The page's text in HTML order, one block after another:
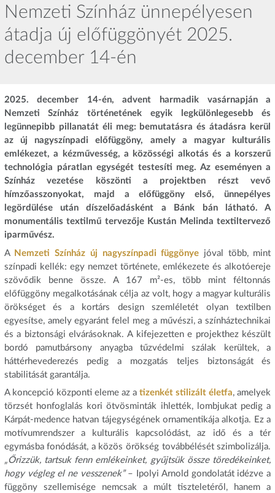
Nemzeti Színház ünnepélyesen
átadja új előfüggönyét 2025.
december 14-én
2025. december 14-én, advent harmadik vasárnapján a
Nemzeti Színház történetének egyik legkülönlegesebb és
legünnepibb pillanatát éli meg: bemutatásra és átadásra kerül
az új nagyszínpadi előfüggöny, amely a magyar kulturális
emlékezet, a kézművesség, a közösségi alkotás és a korszerű
technológia páratlan egységét testesíti meg. Az eseményen a
Színház vezetése köszönti a projektben részt vevő
hímzőasszonyokat, majd a előfüggöny első, ünnepélyes
legördülése után díszelőadásként a Bánk bán látható. A
monumentális textilmű tervezője Kustán Melinda textiltervező
iparművész.
A Nemzeti Színház új nagyszínpadi függönye jóval több, mint
színpadi kellék: egy nemzet története, emlékezete és alkotóereje
szövődik benne össze. A 167 m²-es, több mint féltonnás
előfüggöny megalkotásának célja az volt, hogy a magyar kulturális
örökséget és a kortárs design szemléletét olyan textilben
egyesítse, amely egyaránt felel meg a művészi, a színháztechnikai
és a biztonsági elvárásoknak. A kifejezetten e projekthez készült
bordó pamutbársony anyagba tűzvédelmi szálak kerültek, a
háttérhevederezés pedig a mozgatás teljes biztonságát és
stabilitását garantálja.
A koncepció központi eleme az atizenkét stilizált életfa, amelyek
törzsét honfoglalás kori ötvösminták ihlették, lombjukat pedig a
Kárpát-medence hatvan tájegységének ornamentikája alkotja. Ez a
motívumrendszer a kulturális kapcsolódást, az idő és a tér
egymásba fonódását, a közös örökség továbbélését szimbolizálja.
„Őrizzük, tartsuk fenn emlékeinket, gyűjtsük össze töredékeinket,
hogy végleg el ne vesszenek”– Ipolyi Arnold gondolatát idézve a
függöny szellemisége nemcsak a múlt tiszteletéről, hanem a